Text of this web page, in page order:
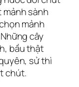
sành
mảnh
cây
bầu thật
sử thì
chút.